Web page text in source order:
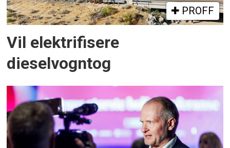
PROFF
Vil elektrifisere
dieselvogntog